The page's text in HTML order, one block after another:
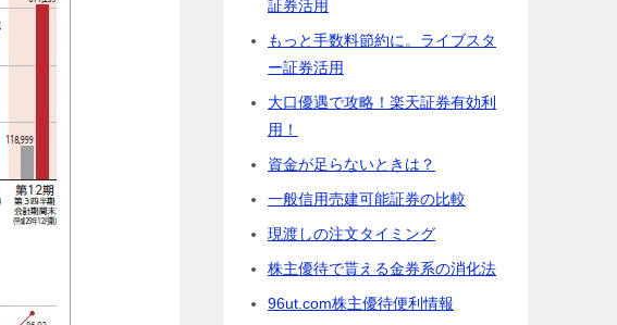
証券活用
もっと手数料節約に。ライブスタ
ー証券活用
大口優遇で攻略！楽天証券有効利
用！
資金が足らないときは？
一般信用売建可能証券の比較
現渡しの注文タイミング
株主優待で貰える金券系の消化法
96ut.com株主優待便利情報